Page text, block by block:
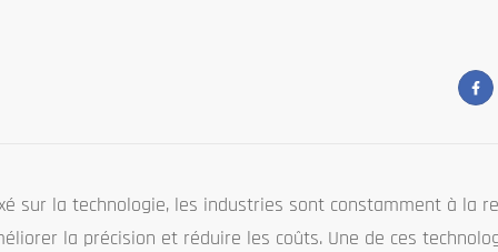
sur la technologie, les industries sont constamment à la
la précision et réduire les coûts. Une de ces